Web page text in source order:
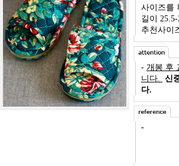
사이즈를
길이
추천사이
- 개봉 후
니다.
신
다.
-